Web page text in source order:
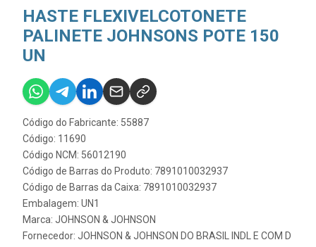
HASTE FLEXIVELCOTONETE
PALINETE JOHNSONS POTE 150
UN
Código do Fabricante: 55887
Código: 11690
Código NCM: 56012190
Código de Barras do Produto: 7891010032937
Código de Barras da Caixa: 7891010032937
Embalagem: UN1
Marca: JOHNSON & JOHNSON
Fornecedor: JOHNSON & JOHNSON DO BRASIL INDL E COM D